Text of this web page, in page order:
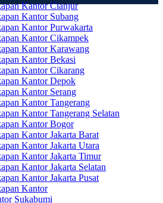
Kantor Cianjur
Kantor Subang
Kantor Purwakarta
Kantor Cikampek
Kantor Karawang
Kantor Bekasi
Kantor Cikarang
Kantor Depok
Kantor Serang
Kantor Tangerang
Kantor Tangerang Selatan
Kantor Bogor
Kantor Jakarta Barat
Kantor Jakarta Utara
Kantor Jakarta Timur
Kantor Jakarta Selatan
Kantor Jakarta Pusat
Kantor
Sukabumi